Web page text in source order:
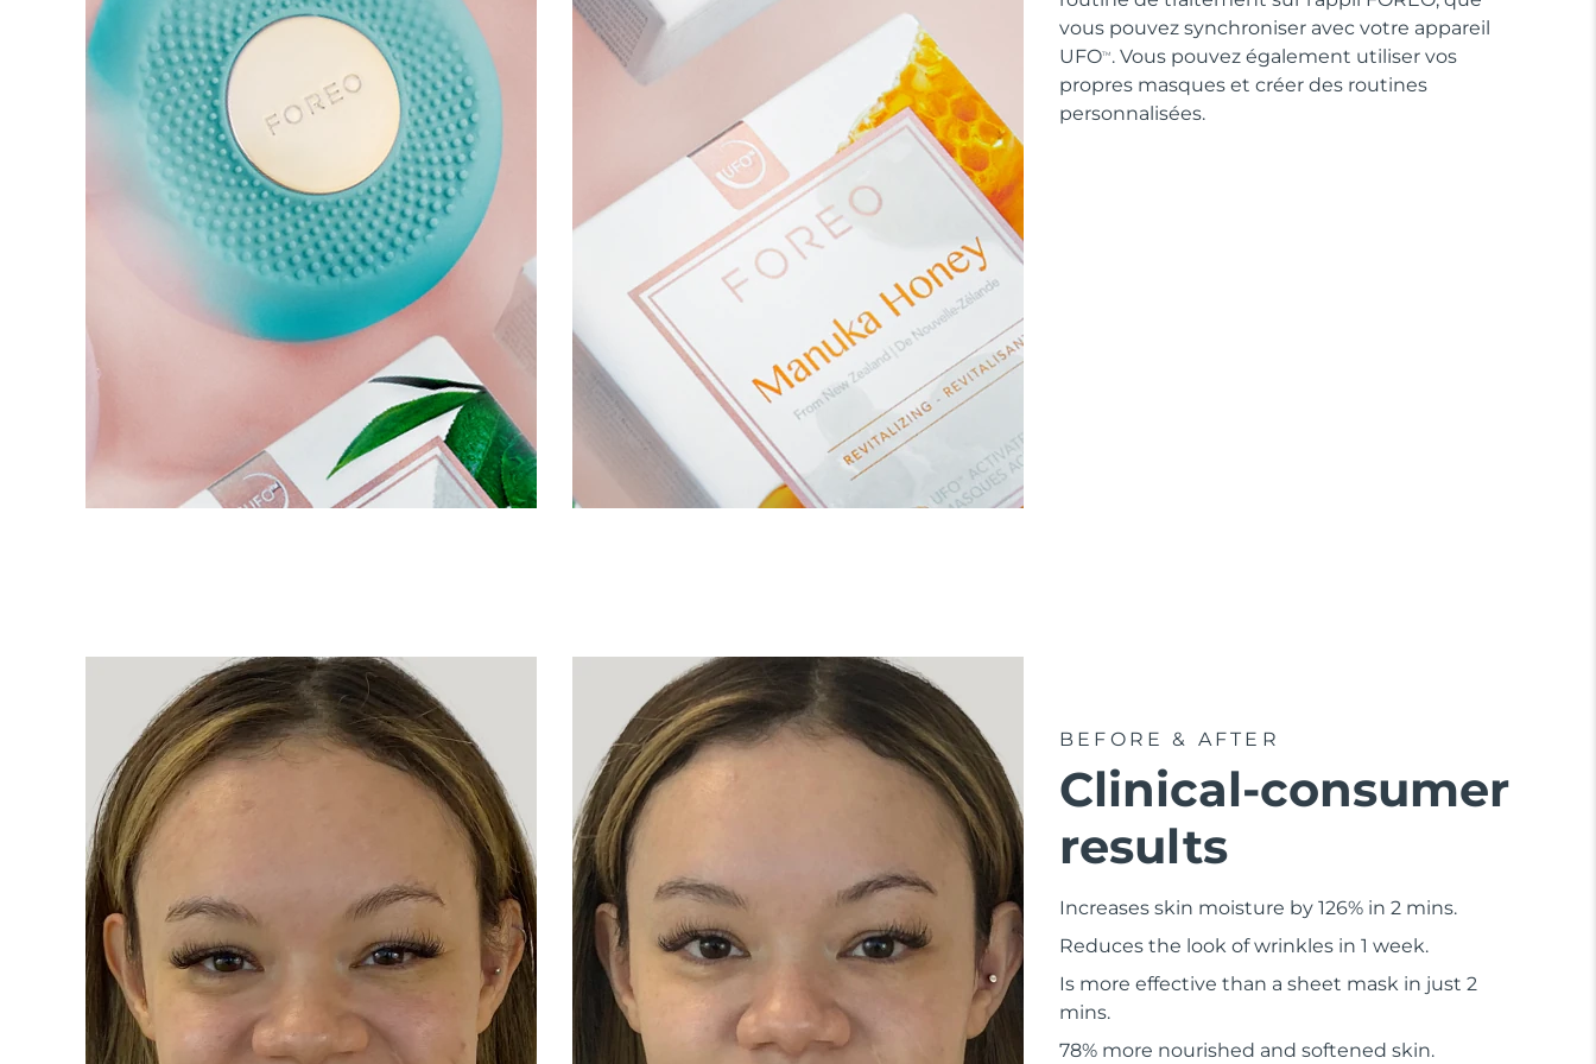
vous pouvez synchroniser avec votre appareil
UFOTM . Vous pouvez également utiliser vos
propres masques et créer des routines
personnalisées.
BEFORE & AFTER
Clinical-consumer
results
Increases skin moisture by 126% in 2 mins.
Reduces the look of wrinkles in 1 week.
Is more effective than a sheet mask in just 2
mins.
78% more nourished and softened skin.